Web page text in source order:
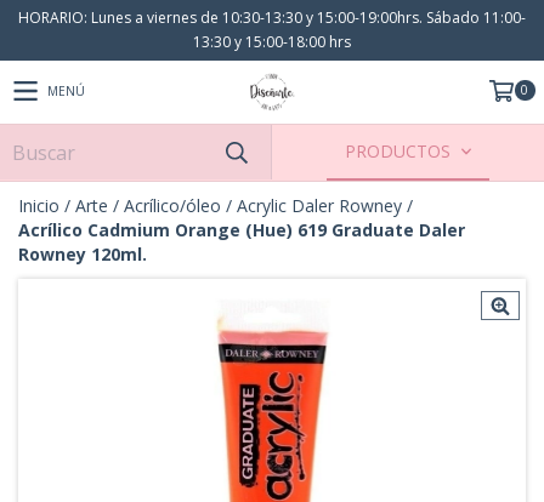
HORARIO: Lunes a viernes de 10:30-13:30 y 15:00-19:00hrs. Sábado 11:00-
13:30 y 15:00-18:00 hrs
MENÚ 0
PRODUCTOS
Inicio / Arte / Acrílico/óleo / Acrylic Daler Rowney /
Acrílico Cadmium Orange (Hue) 619 Graduate Daler
Rowney 120ml.